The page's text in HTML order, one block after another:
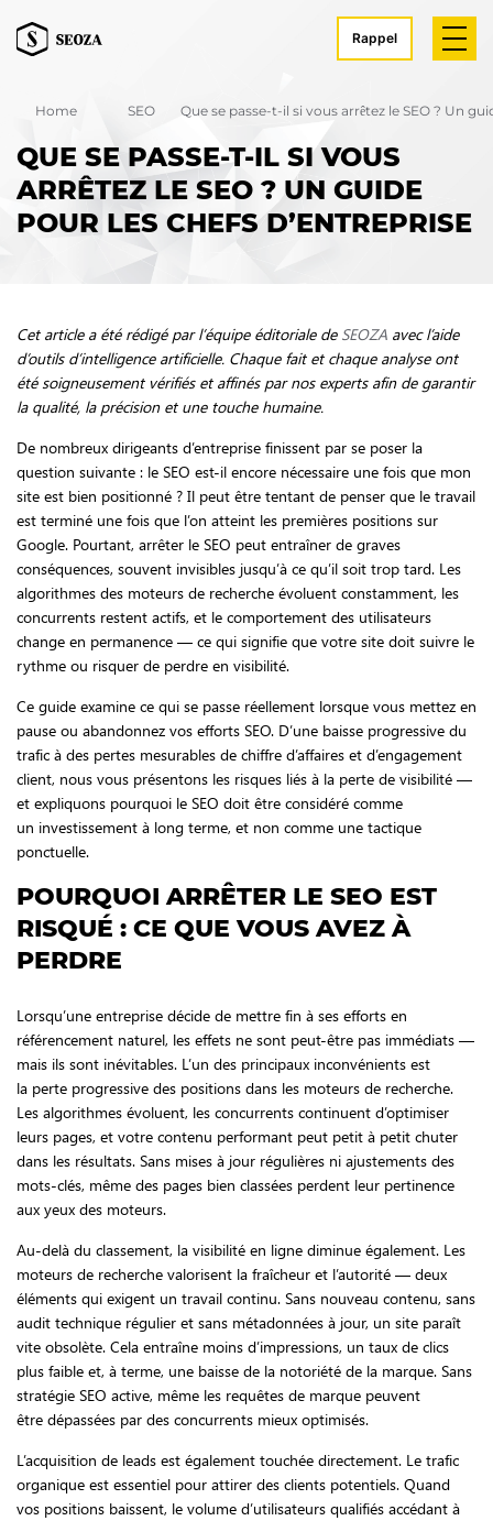
Rappel
Home SEO Que se passe-t-il si vous arrêtez le SEO ? Un
QUE SE PASSE-T-IL SI VOUS
ARRÊTEZ LE SEO ? UN GUIDE
POUR LES CHEFS D’ENTREPRISE
Cet article a été rédigé par l’équipe éditoriale de SEOZA avec l’aide
d’outils d’intelligence artificielle. Chaque fait et chaque analyse ont
été soigneusement vérifiés et affinés par nos experts afin de garantir
la qualité, la précision et une touche humaine.
De nombreux dirigeants d’entreprise finissent par se poser la
question suivante : le SEO est-il encore nécessaire une fois que mon
site est bien positionné ? Il peut être tentant de penser que le travail
est terminé une fois que l’on atteint les premières positions sur
Google. Pourtant, arrêter le SEO peut entraîner de graves
conséquences, souvent invisibles jusqu’à ce qu’il soit trop tard. Les
algorithmes des moteurs de recherche évoluent constamment, les
concurrents restent actifs, et le comportement des utilisateurs
change en permanence — ce qui signifie que votre site doit suivre le
rythme ou risquer de perdre en visibilité.
Ce guide examine ce qui se passe réellement lorsque vous mettez en
pause ou abandonnez vos efforts SEO. D’une baisse progressive du
trafic à des pertes mesurables de chiffre d’affaires et d’engagement
client, nous vous présentons les risques liés à la perte de visibilité —
et expliquons pourquoi le SEO doit être considéré comme
un investissement à long terme, et non comme une tactique
ponctuelle.
POURQUOI ARRÊTER LE SEO EST
RISQUÉ : CE QUE VOUS AVEZ À
PERDRE
Lorsqu’une entreprise décide de mettre fin à ses efforts en
référencement naturel, les effets ne sont peut-être pas immédiats —
mais ils sont inévitables. L’un des principaux inconvénients est
la perte progressive des positions dans les moteurs de recherche.
Les algorithmes évoluent, les concurrents continuent d’optimiser
leurs pages, et votre contenu performant peut petit à petit chuter
dans les résultats. Sans mises à jour régulières ni ajustements des
mots-clés, même des pages bien classées perdent leur pertinence
aux yeux des moteurs.
Au-delà du classement, la visibilité en ligne diminue également. Les
moteurs de recherche valorisent la fraîcheur et l’autorité — deux
éléments qui exigent un travail continu. Sans nouveau contenu, sans
audit technique régulier et sans métadonnées à jour, un site paraît
vite obsolète. Cela entraîne moins d’impressions, un taux de clics
plus faible et, à terme, une baisse de la notoriété de la marque. Sans
stratégie SEO active, même les requêtes de marque peuvent
être dépassées par des concurrents mieux optimisés.
L’acquisition de leads est également touchée directement. Le trafic
organique est essentiel pour attirer des clients potentiels. Quand
vos positions baissent, le volume d’utilisateurs qualifiés accédant à